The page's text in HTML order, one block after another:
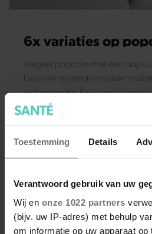
Toestemming Details
Verantwoord gebruik van uw
Wij en onze 1022 partners
(bijv. uw IP-adres) met behulp
om informatie op uw apparaat
6x variaties op
Vergeet popcorn met een laag
Deze verrassende smaken
wat gezonder. En je maakt ze